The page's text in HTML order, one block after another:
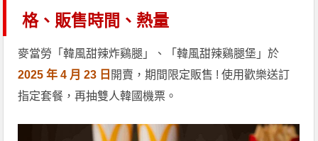
格、販售時間、熱量
麥當勞「韓風甜辣炸鷄腿」、「韓風甜辣鷄腿堡」於
2025 年 4 月 23 日 開賣，期間限定販售 ! 使用歡樂送訂
指定套餐，再抽雙人韓國機票。